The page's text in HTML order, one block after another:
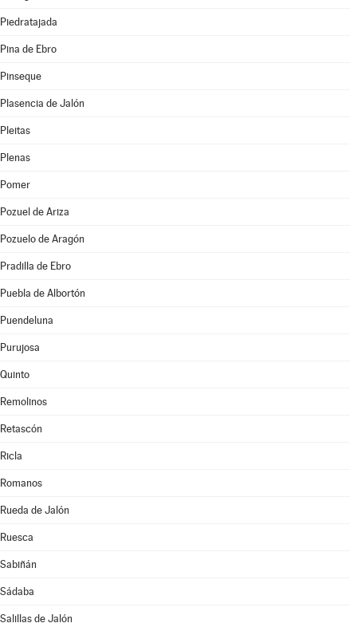
Piedratajada
Pina de Ebro
Pinseque
Plasencia de Jalón
Pleitas
Plenas
Pomer
Pozuel de Ariza
Pozuelo de Aragón
Pradilla de Ebro
Puebla de Albortón
Puendeluna
Purujosa
Quinto
Remolinos
Retascón
Ricla
Romanos
Rueda de Jalón
Ruesca
Sabiñán
Sádaba
Salillas de Jalón